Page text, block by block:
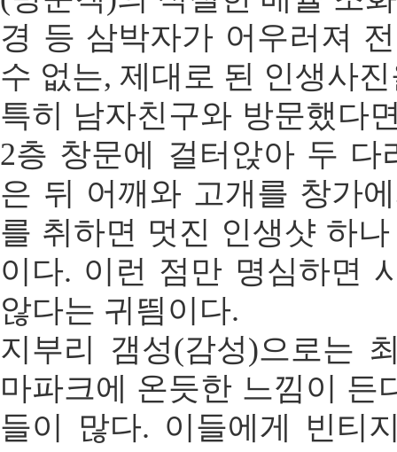
경 등 삼박자가 어우러져
수 없는, 제대로 된 인생사
특히 남자친구와 방문했다
2층 창문에 걸터앉아 두
은 뒤 어깨와 고개를 창가
를 취하면 멋진 인생샷 하
이다. 이런 점만 명심하면
않다는 귀띔이다.
지부리 갬성(감성)으로는
마파크에 온듯한 느낌이 든
들이 많다. 이들에게 빈티